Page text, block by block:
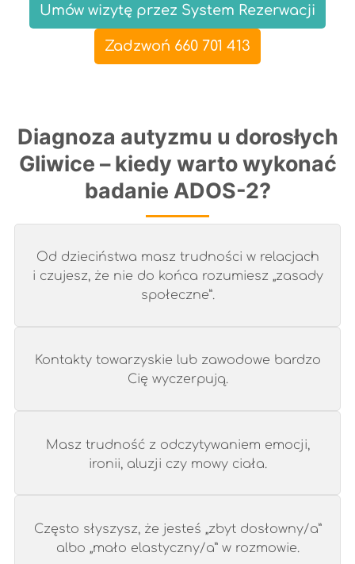
Umów wizytę przez System Rezerwacji
Zadzwoń 660 701 413
Diagnoza autyzmu u dorosłych
Gliwice – kiedy warto wykonać
badanie ADOS-2?
Od dzieciństwa masz trudności w relacjach
i czujesz, że nie do końca rozumiesz „zasady
społeczne”.
Kontakty towarzyskie lub zawodowe bardzo
Cię wyczerpują.
Masz trudność z odczytywaniem emocji,
ironii, aluzji czy mowy ciała.
Często słyszysz, że jesteś „zbyt dosłowny/a”
albo „mało elastyczny/a” w rozmowie.